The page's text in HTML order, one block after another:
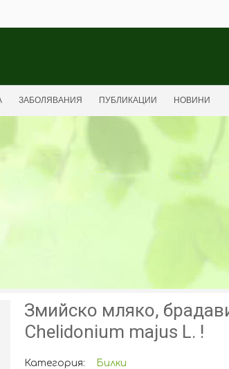
ЗАБОЛЯВАНИЯ ПУБЛИКАЦИИ НОВИНИ
Змийско мляко,
Chelidonium majus L. !
Категория: Билки